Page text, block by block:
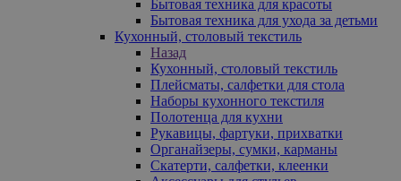
Бытовая техника для красоты
Бытовая техника для ухода за детьми
Кухонный, столовый текстиль
Назад
Кухонный, столовый текстиль
Плейсматы, салфетки для стола
Наборы кухонного текстиля
Полотенца для кухни
Рукавицы, фартуки, прихватки
Органайзеры, сумки, карманы
Скатерти, салфетки, клеенки